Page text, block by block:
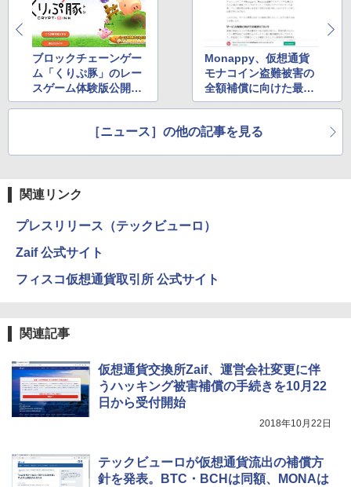
ブロックチェーンゲー
ム「くりぷ豚」のレー
スゲーム体験版公開、
仮想通貨なしでプレイ
Monappy、仮想通貨
モナコイン盗難被害の
全額補償に向けた最終
確認段階と発表
［ニュース］の他の記事を見る
関連リンク
プレスリリース（テックビューロ）
Zaif 公式サイト
フィスコ仮想通貨取引所 公式サイト
関連記事
仮想通貨交換所Zaif、運営会社変更に伴
うハッキング被害補償の手続きを10月22
日から受付開始
2018年10月22日
テックビューロが仮想通貨流出の補償方
針を発表。BTC・BCHは同額、MONAは